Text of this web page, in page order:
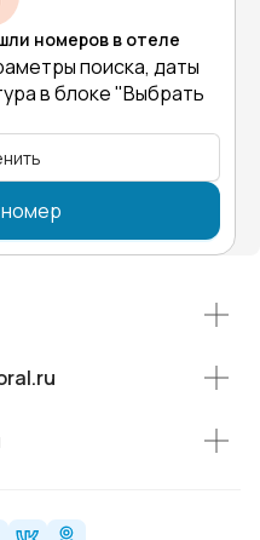
номеров в отеле
поиска, даты
в блоке "Выбрать